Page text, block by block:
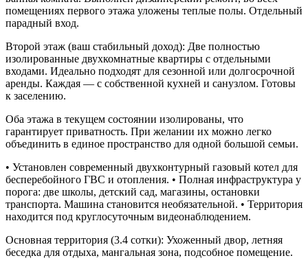
помещениях первого этажа уложены теплые полы. Отдельный
парадный вход.
Второй этаж (ваш стабильный доход): Две полностью
изолированные двухкомнатные квартиры с отдельными
входами. Идеально подходят для сезонной или долгосрочной
аренды. Каждая — с собственной кухней и санузлом. Готовы
к заселению.
Оба этажа в текущем состоянии изолированы, что
гарантирует приватность. При желании их можно легко
объединить в единое пространство для одной большой семьи.
• Установлен современный двухконтурный газовый котел для
бесперебойного ГВС и отопления. • Полная инфраструктура у
порога: две школы, детский сад, магазины, остановки
транспорта. Машина становится необязательной. • Территория
находится под круглосуточным видеонаблюдением.
Основная территория (3.4 сотки): Ухоженный двор, летняя
беседка для отдыха, мангальная зона, подсобное помещение.